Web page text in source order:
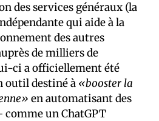
des services généraux (la
qui aide à la
des autres
de milliers de
ci a officiellement été
outil destiné à «booster la
en automatisant des
un ChatGPT